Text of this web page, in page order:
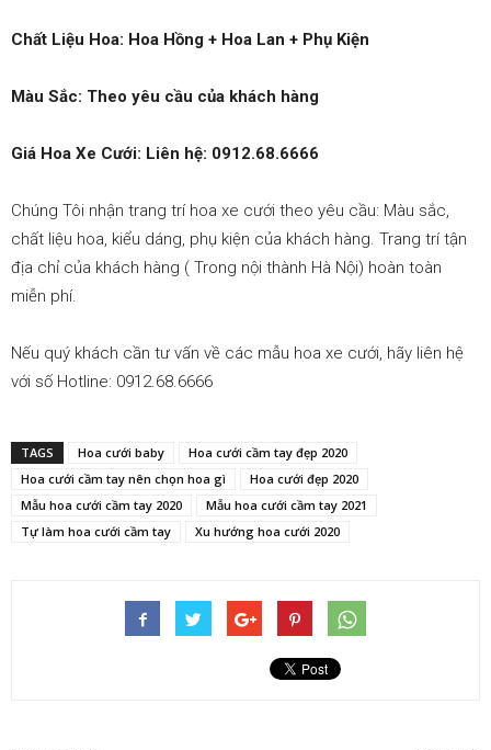
san
bay|
Chất Liệu Hoa: Hoa Hồng + Hoa Lan + Phụ Kiện
Màu Sắc: Theo yêu cầu của khách hàng
Giá Hoa Xe Cưới: Liên hệ: 0912.68.6666
Chúng Tôi nhận trang trí hoa xe cưới theo yêu cầu: Màu sắc,
chất liệu hoa, kiểu dáng, phụ kiện của khách hàng. Trang trí tận
địa chỉ của khách hàng ( Trong nội thành Hà Nội) hoàn toàn
miễn phí.
Nếu quý khách cần tư vấn về các mẫu hoa xe cưới, hãy liên hệ
với số Hotline: 0912.68.6666
TAGS Hoa cưới baby
Hoa cưới cầm tay đẹp 2020
Hoa cưới cầm tay nên chọn hoa gì
Hoa cưới đẹp 2020
Mẫu hoa cưới cầm tay 2020
Mẫu hoa cưới cầm tay 2021
Tự làm hoa cưới cầm tay
Xu hướng hoa cưới 2020